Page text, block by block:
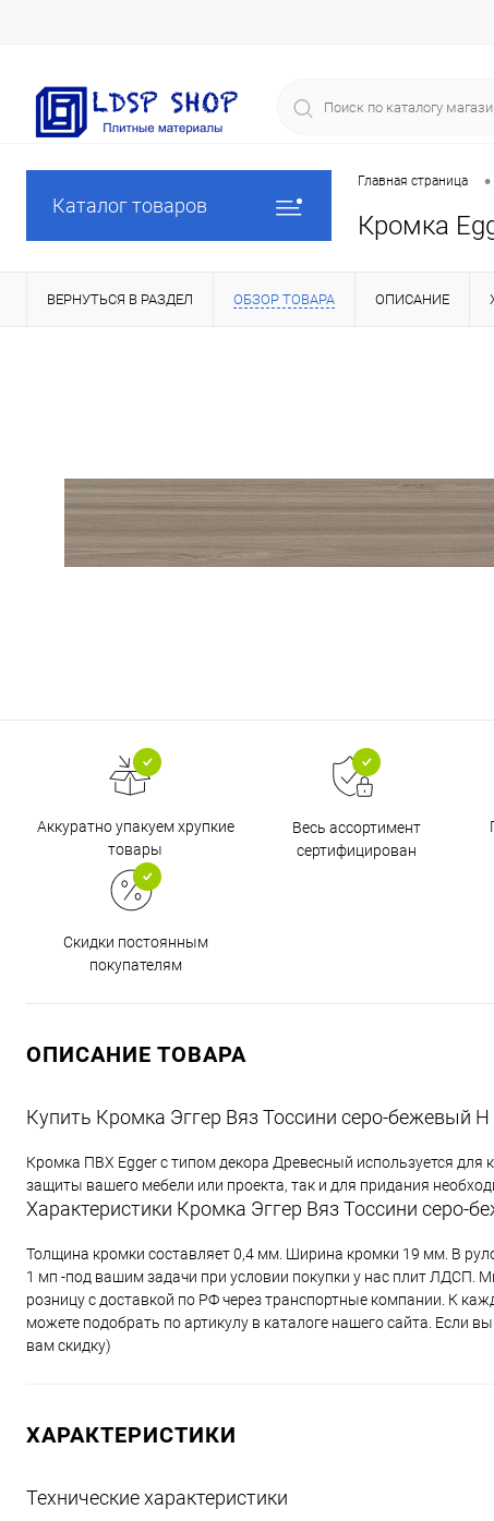
Каталог товаров
Главная страница •
Кромка
ВЕРНУТЬСЯ В РАЗДЕЛ ОБЗОР ТОВАРА ОПИСАНИЕ
Аккуратно упакуем хрупкие
товары
Весь ассортимент
сертифицирован
Скидки постоянным
покупателям
ОПИСАНИЕ ТОВАРА
Купить Кромка Эггер Вяз Тоссини серо-бежевый
Кромка ПВХ Egger с типом декора Древесный используется
защиты вашего мебели или проекта, так и для придания
Характеристики Кромка Эггер Вяз Тоссини серо-
Толщина кромки составляет 0,4 мм. Ширина кромки 19 мм. В
1 мп -под вашим задачи при условии покупки у нас плит ЛДСП.
розницу с доставкой по РФ через транспортные компании. К
можете подобрать по артикулу в каталоге нашего сайта. Если
вам скидку)
ХАРАКТЕРИСТИКИ
Технические характеристики